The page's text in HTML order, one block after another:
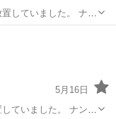
稿をしてましたが、
がかかりちょこっと
5月16日